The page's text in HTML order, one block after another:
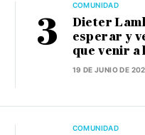
COMUNIDAD
Dieter
esperar y
que venir a
19 DE JUNIO DE
COMUNIDAD